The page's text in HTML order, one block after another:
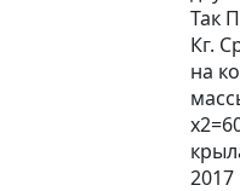
Так
Кг.
на
2017